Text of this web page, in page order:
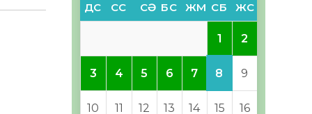
ДС СС СӘ БС ЖМ СБ ЖС
1 2
3 4 5 6 7 8 9
10 11 12 13 14 15 16